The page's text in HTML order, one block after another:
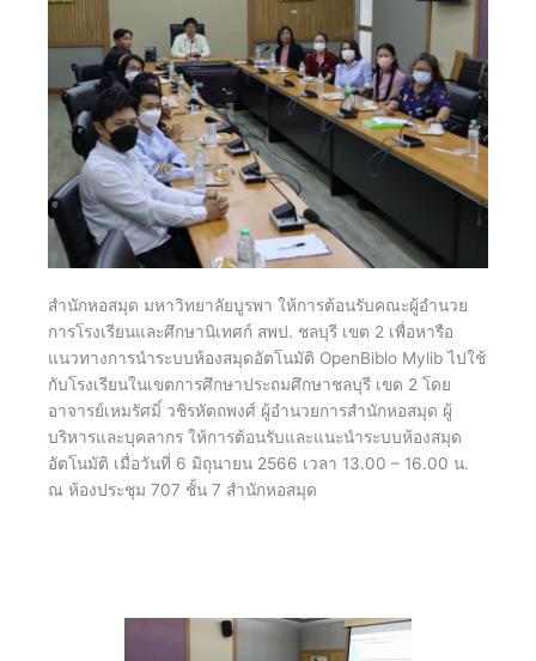
สำนักหอสมุด มหาวิทยาลัยบูรพา ให้การต้อนรับคณะผู้อำนวย
การโรงเรียนและศึกษานิเทศก์ สพป. ชลบุรี เขต 2 เพื่อหารือ
แนวทางการนำระบบห้องสมุดอัตโนมัติ OpenBiblo Mylib ไปใช้
กับโรงเรียนในเขตการศึกษาประถมศึกษาชลบุรี เขต 2 โดย
อาจารย์เหมรัศมิ์ วชิรหัตถพงศ์ ผู้อำนวยการสำนักหอสมุด ผู้
บริหารและบุคลากร ให้การต้อนรับและแนะนำระบบห้องสมุด
อัตโนมัติ เมื่อวันที่ 6 มิถุนายน 2566 เวลา 13.00 – 16.00 น.
ณ ห้องประชุม 707 ชั้น 7 สำนักหอสมุด